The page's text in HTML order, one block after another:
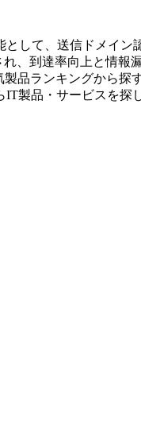
して、送信ドメイン
、到達率向上と情報
品ランキングから探
製品・サービスを探